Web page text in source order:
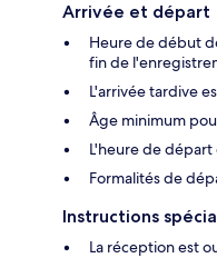
Arrivée et départ
Heure de début
fin de
L'arrivée tardive
Âge minimum
L'heure de départ
Formalités de
Instructions
La réception est